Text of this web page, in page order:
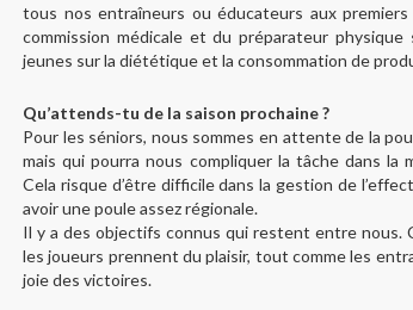
tous nos entraîneurs ou éducateurs aux
commission médicale et du préparateur
jeunes sur la diététique et la consommation de
Qu’attends-tu de la saison prochaine ?
Pour les séniors, nous sommes en attente de la
mais qui pourra nous compliquer la tâche dans la
Cela risque d’être difficile dans la gestion de
avoir une poule assez régionale.
Il y a des objectifs connus qui restent entre nous.
les joueurs prennent du plaisir, tout comme les
joie des victoires.